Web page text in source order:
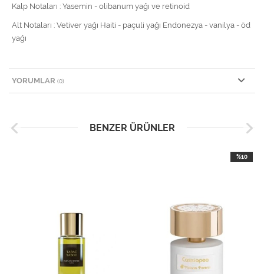
Kalp Notaları : Yasemin - olibanum yağı ve retinoid
Alt Notaları : Vetiver yağı Haiti - paçuli yağı Endonezya - vanilya - öd
yağı
YORUMLAR (0)
BENZER ÜRÜNLER
%10